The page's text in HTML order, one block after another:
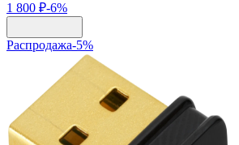
1 800 ₽-6%
Распродажа-5%